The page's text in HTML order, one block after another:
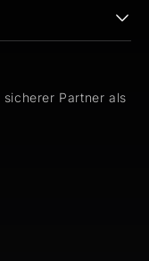
Partner als